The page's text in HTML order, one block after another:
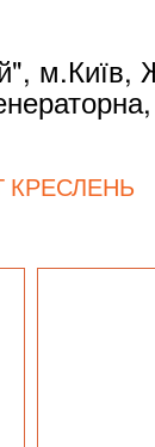
КРЕСЛЕНЬ